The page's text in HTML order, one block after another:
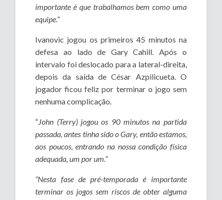
importante é que trabalhamos bem como uma
equipe.”
Ivanovic jogou os primeiros 45 minutos na
defesa ao lado de Gary Cahill. Após o
intervalo foi deslocado para a lateral-direita,
depois da saída de César Azpilicueta. O
jogador ficou feliz por terminar o jogo sem
nenhuma complicação.
“John (Terry) jogou os 90 minutos na partida
passada, antes tinha sido o Gary, então estamos,
aos poucos, entrando na nossa condição física
adequada, um por um.”
“Nesta fase de pré-temporada é importante
terminar os jogos sem riscos de obter alguma